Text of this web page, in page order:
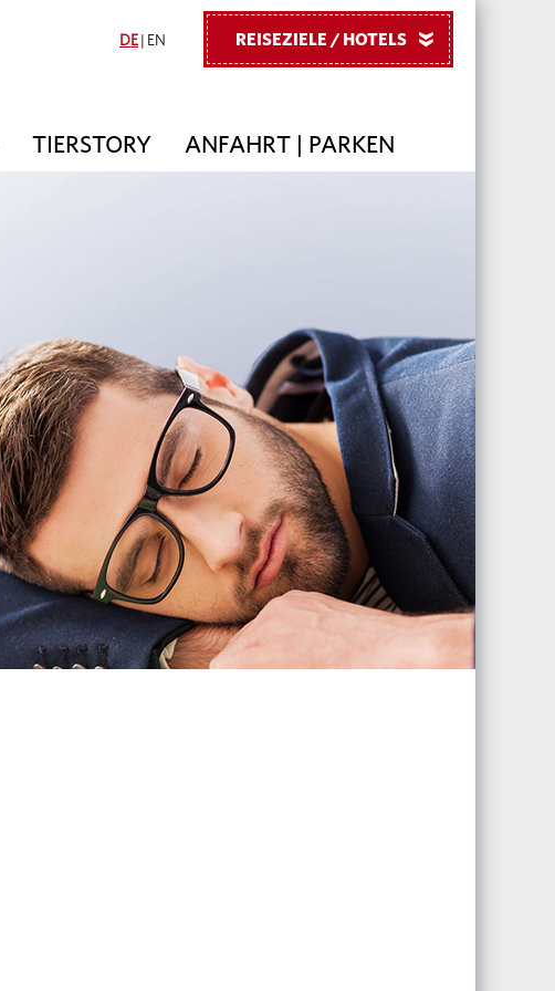
DE EN
TIERSTORY ANFAHRT | PARKEN
REISEZIELE / HOTELS »